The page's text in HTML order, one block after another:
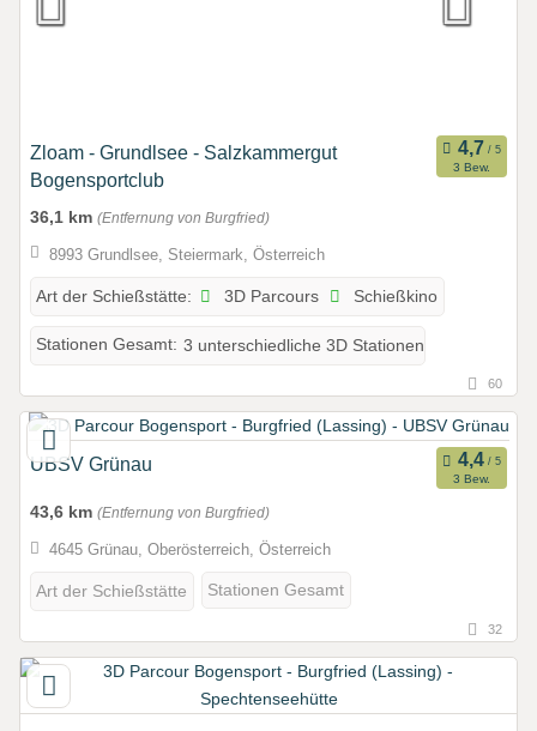
Zloam - Grundlsee - Salzkammergut
Bogensportclub
3 Bew.
36,1 km (Entfernung von Burgfried)
8993 Grundlsee, Steiermark, Österreich
Art der Schießstätte: 3D Parcours Schießkino
Stationen Gesamt: 3 unterschiedliche 3D Stationen
60
UBSV Grünau
3 Bew.
43,6 km (Entfernung von Burgfried)
4645 Grünau, Oberösterreich, Österreich
Art der Schießstätte Stationen Gesamt
32